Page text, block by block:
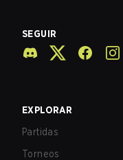
SEGUIR
EXPLORAR
Partidas
Torneos